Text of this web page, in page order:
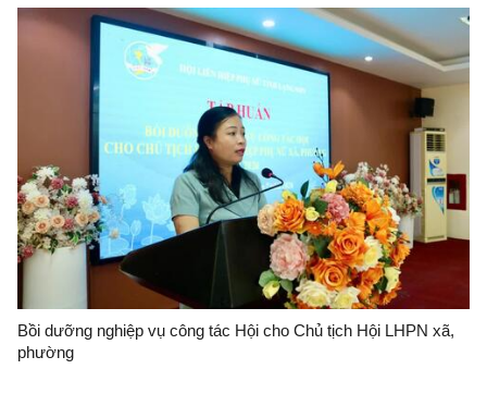
Bồi dưỡng nghiệp vụ công tác Hội cho Chủ tịch Hội LHPN xã,
phường